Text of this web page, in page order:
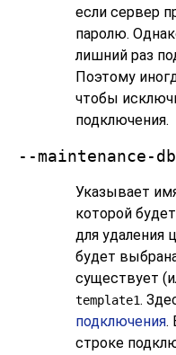
если сервер
паролю.
лишний раз
Поэтому
чтобы
подключения.
--maintenance-
Указывает
которой
для удаления
будет
существует
template1.
подключения.
строке